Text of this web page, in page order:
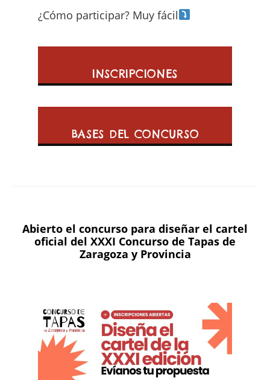
¿Cómo participar? Muy fácil
INSCRIPCIONES
BASES DEL CONCURSO
Abierto el concurso para diseñar el cartel
oficial del XXXI Concurso de Tapas de
Zaragoza y Provincia